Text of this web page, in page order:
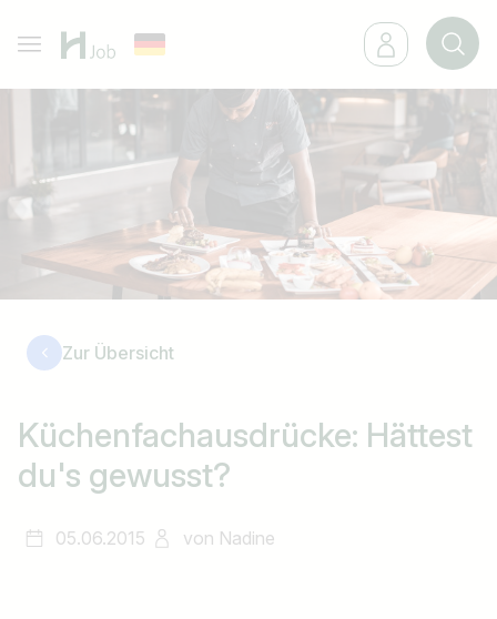
Zur Übersicht
Küchenfachausdrücke: Hättest
du's gewusst?
05.06.2015 von Nadine